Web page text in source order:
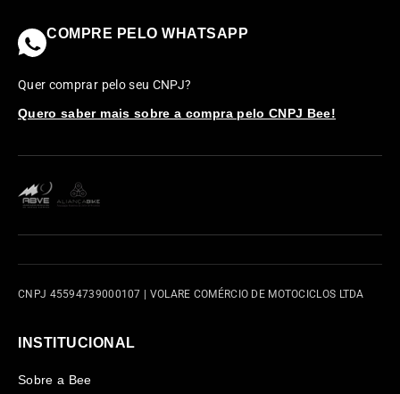
COMPRE PELO WHATSAPP
Quer comprar pelo seu CNPJ?
Quero saber mais sobre a compra pelo CNPJ Bee!
CNPJ 45594739000107 | VOLARE COMÉRCIO DE MOTOCICLOS LTDA
INSTITUCIONAL
Sobre a Bee